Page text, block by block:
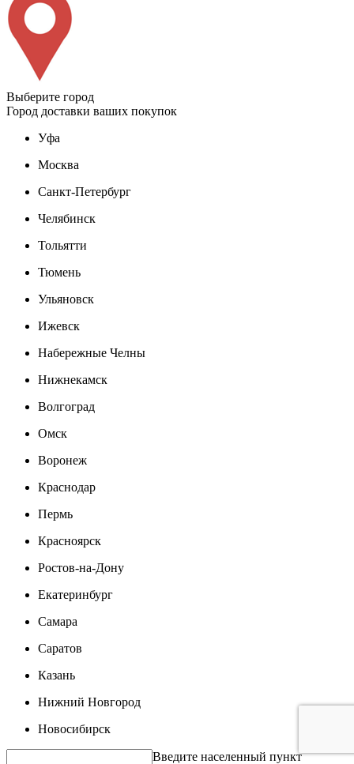
Выберите город
Город доставки ваших покупок
Уфа
Москва
Санкт-Петербург
Челябинск
Тольятти
Тюмень
Ульяновск
Ижевск
Набережные Челны
Нижнекамск
Волгоград
Омск
Воронеж
Краснодар
Пермь
Красноярск
Ростов-на-Дону
Екатеринбург
Самара
Саратов
Казань
Нижний Новгород
Новосибирск
Введите населенный пункт